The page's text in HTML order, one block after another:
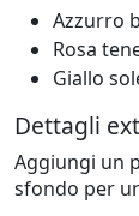
Azzurro
Rosa
Giallo
Dettagli
Aggiungi un
sfondo per